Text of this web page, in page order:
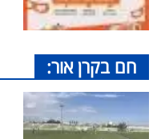
חם בקרן אור: